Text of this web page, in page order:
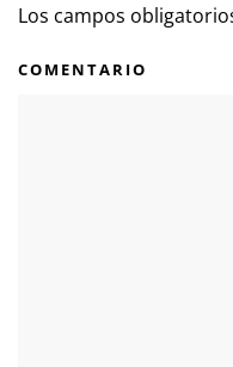
Los campos
COMENTARIO